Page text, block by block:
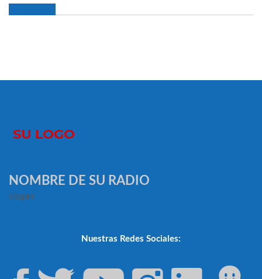
NOMBRE DE SU RADIO
slogan
Nuestras Redes Sociales: